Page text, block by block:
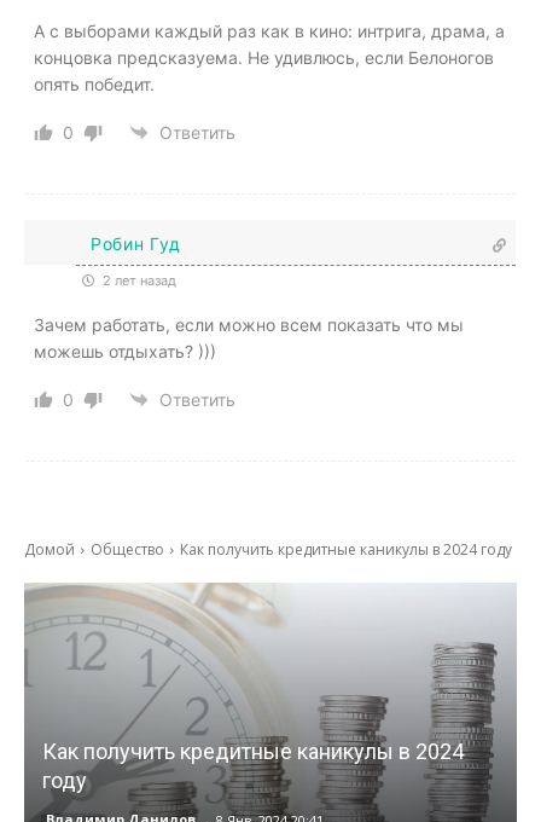
А с выборами каждый раз как в кино: интрига, драма, а
концовка предсказуема. Не удивлюсь, если Белоногов
опять победит.
0 Ответить
Робин Гуд
2 лет назад
Зачем работать, если можно всем показать что мы
можешь отдыхать? )))
0 Ответить